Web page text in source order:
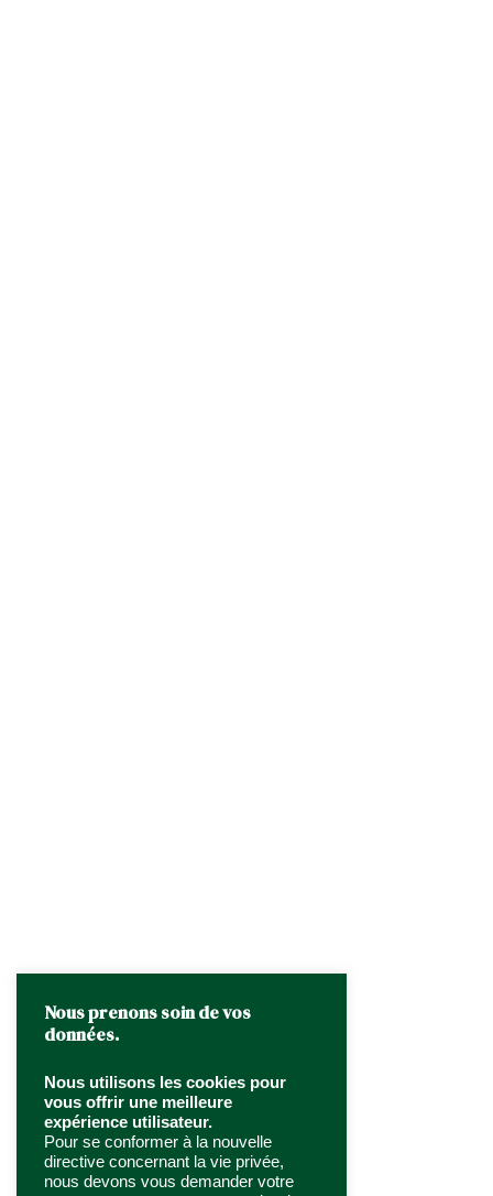
Nous prenons soin de vos
données.
Nous utilisons les cookies pour
vous offrir une meilleure
expérience utilisateur.
Pour se conformer à la nouvelle
directive concernant la vie privée,
nous devons vous demander votre